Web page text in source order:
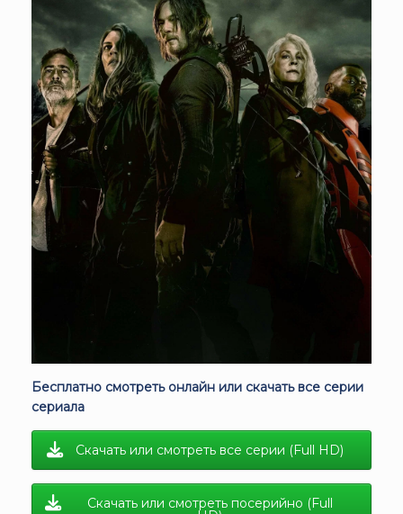
Бесплатно смотреть онлайн или скачать все серии
сериала
Скачать или смотреть все серии (Full HD)
Скачать или смотреть посерийно (Full